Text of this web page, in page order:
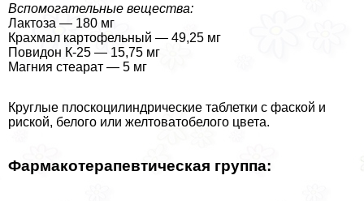
Вспомогательные вещества:
Лактоза — 180 мг
Крахмал картофельный — 49,25 мг
Повидон К-25 — 15,75 мг
Магния стеарат — 5 мг
Круглые плоскоцилиндрические таблетки с фаской и
риской, белого или желтоватобелого цвета.
Фармакотерапевтическая группа: